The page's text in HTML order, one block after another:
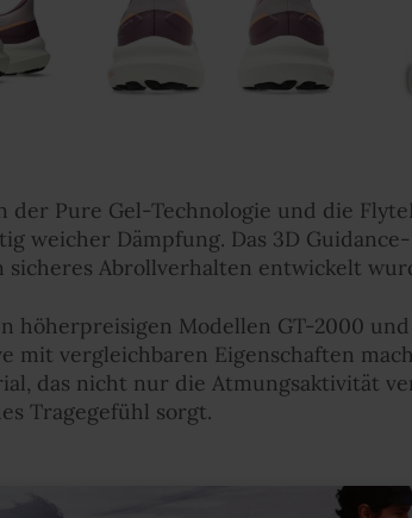
Pure Gel-Technologie und die
weicher Dämpfung. Das 3D
Abrollverhalten entwickelt
höherpreisigen Modellen GT-2000 und
mit vergleichbaren Eigenschaften
das nicht nur die Atmungsaktivität
Tragegefühl sorgt.